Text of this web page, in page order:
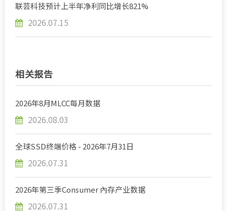
联芸科技预计上半年净利同比增长821%
2026.07.15
相关报告
2026年8月MLCC每月数据
2026.08.03
全球SSD终端价格 - 2026年7月31日
2026.07.31
2026年第三季Consumer 內存产业数据
2026.07.31